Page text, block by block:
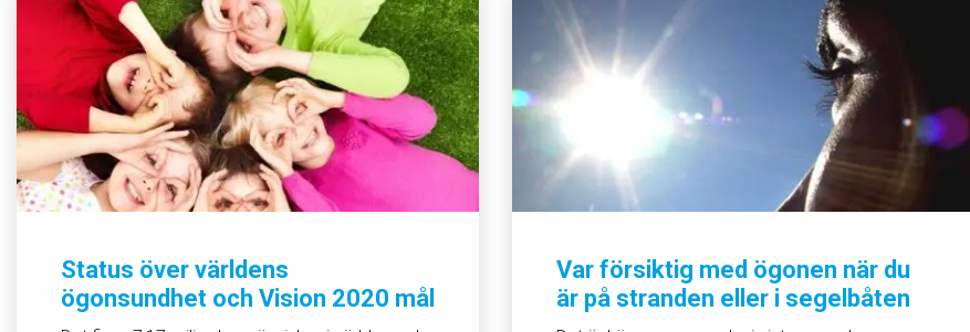
Status över världens
ögonsundhet och Vision 2020 mål
Var försiktig med ögonen när du
är på stranden eller i segelbåten